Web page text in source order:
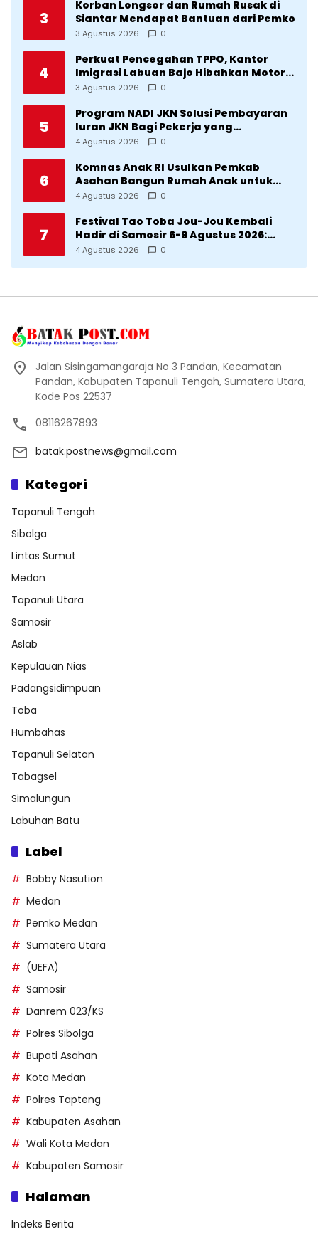
3
Korban Longsor dan Rumah Rusak di
Siantar Mendapat Bantuan dari Pemko
3 Agustus 2026 0
4
Perkuat Pencegahan TPPO, Kantor
Imigrasi Labuan Bajo Hibahkan Motor
Operasional ke Lima Desa di
3 Agustus 2026 0
5
Program NADI JKN Solusi Pembayaran
Iuran JKN Bagi Pekerja yang
Penghasilannya Tidak Tetap
4 Agustus 2026 0
6
Komnas Anak RI Usulkan Pemkab
Asahan Bangun Rumah Anak untuk
Korban Kekerasan
4 Agustus 2026 0
7
Festival Tao Toba Jou-Jou Kembali
Hadir di Samosir 6-9 Agustus 2026:
Datang Saksikan Kemeriahan dan Raih
4 Agustus 2026 0
Jalan Sisingamangaraja No 3 Pandan, Kecamatan
Pandan, Kabupaten Tapanuli Tengah, Sumatera Utara,
Kode Pos 22537
08116267893
batak.postnews@gmail.com
Kategori
Tapanuli Tengah
Sibolga
Lintas Sumut
Medan
Tapanuli Utara
Samosir
Aslab
Kepulauan Nias
Padangsidimpuan
Toba
Humbahas
Tapanuli Selatan
Tabagsel
Simalungun
Labuhan Batu
Label
Bobby Nasution
Medan
Pemko Medan
Sumatera Utara
(UEFA)
Samosir
Danrem 023/KS
Polres Sibolga
Bupati Asahan
Kota Medan
Polres Tapteng
Kabupaten Asahan
Wali Kota Medan
Kabupaten Samosir
Halaman
Indeks Berita